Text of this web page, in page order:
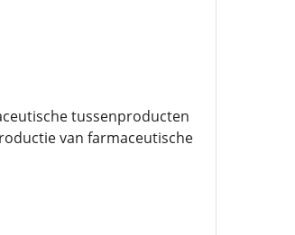
tussenproducten
van farmaceutische